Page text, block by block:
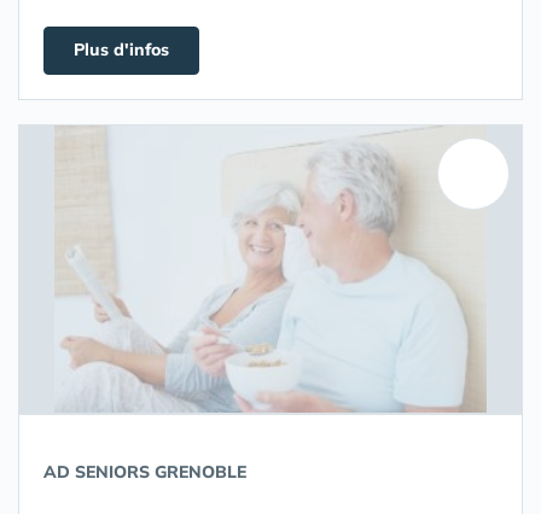
Plus d'infos
AD SENIORS GRENOBLE